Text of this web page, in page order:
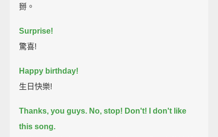
掰。
Surprise!
驚喜!
Happy birthday!
生日快樂!
Thanks, you guys. No, stop! Don't! I don't like
this song.